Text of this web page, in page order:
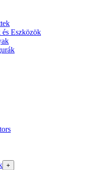
Eszközök
+